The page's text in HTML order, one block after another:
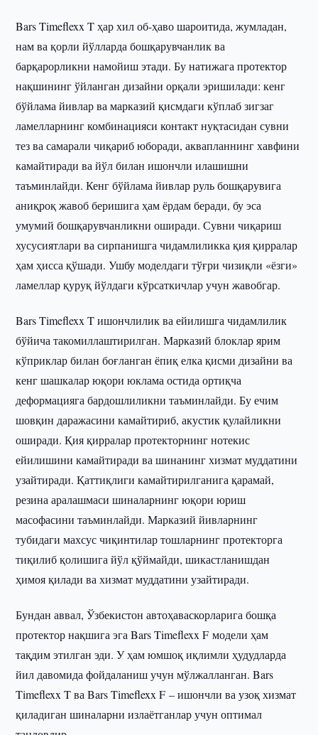
Bars Timeflexx T ҳар хил об-ҳаво шароитида, жумладан,
нам ва қорли йўлларда бошқарувчанлик ва
барқарорликни намойиш этади. Бу натижага протектор
нақшининг ўйланган дизайни орқали эришилади: кенг
бўйлама йивлар ва марказий қисмдаги кўплаб зигзаг
ламелларнинг комбинацияси контакт нуқтасидан сувни
тез ва самарали чиқариб юборади, аквапланнинг хавфини
камайтиради ва йўл билан ишончли илашишни
таъминлайди. Кенг бўйлама йивлар руль бошқарувига
аниқроқ жавоб беришига ҳам ёрдам беради, бу эса
умумий бошқарувчанликни оширади. Сувни чиқариш
хусусиятлари ва сирпанишга чидамлиликка қия қирралар
ҳам ҳисса қўшади. Ушбу моделдаги тўғри чизиқли «ёзги»
ламеллар қуруқ йўлдаги кўрсаткичлар учун жавобгар.
Bars Timeflexx T ишончлилик ва ейилишга чидамлилик
бўйича такомиллаштирилган. Марказий блоклар ярим
кўприклар билан боғланган ёпиқ елка қисми дизайни ва
кенг шашкалар юқори юклама остида ортиқча
деформацияга бардошлиликни таъминлайди. Бу ечим
шовқин даражасини камайтириб, акустик қулайликни
оширади. Қия қирралар протекторнинг нотекис
ейилишини камайтиради ва шинанинг хизмат муддатини
узайтиради. Қаттиқлиги камайтирилганига қарамай,
резина аралашмаси шиналарнинг юқори юриш
масофасини таъминлайди. Марказий йивларнинг
тубидаги махсус чиқинтилар тошларнинг протекторга
тиқилиб қолишига йўл қўймайди, шикастланишдан
ҳимоя қилади ва хизмат муддатини узайтиради.
Бундан аввал, Ўзбекистон автоҳаваскорларига бошқа
протектор нақшига эга Bars Timeflexx F модели ҳам
тақдим этилган эди. У ҳам юмшоқ иқлимли ҳудудларда
йил давомида фойдаланиш учун мўлжалланган. Bars
Timeflexx T ва Bars Timeflexx F – ишончли ва узоқ хизмат
қиладиган шиналарни излаётганлар учун оптимал